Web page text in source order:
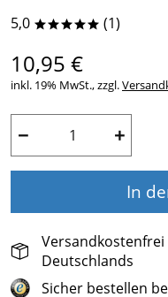
5,0 ***** (1)
10,95 €
inkl. 19% MwSt., zzgl.
− +
In
Versandkostenfrei
Deutschlands
Sicher bestellen